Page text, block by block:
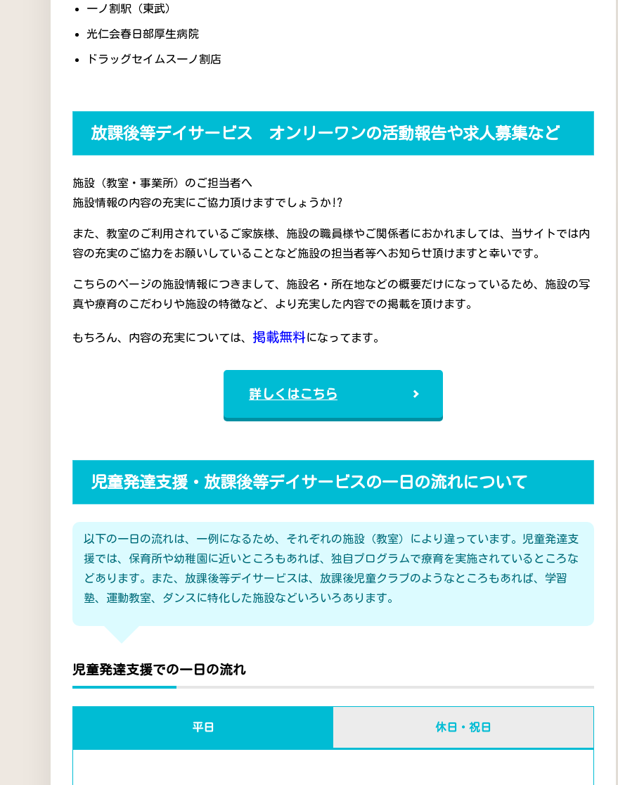
一ノ割駅（東武）
光仁会春日部厚生病院
ドラッグセイムス一ノ割店
放課後等デイサービス オンリーワンの活動報告や求人募集など
施設（教室・事業所）のご担当者へ
施設情報の内容の充実にご協力頂けますでしょうか!?
また、教室のご利用されているご家族様、施設の職員様やご関係者におかれましては、当サイトでは内
容の充実のご協力をお願いしていることなど施設の担当者等へお知らせ頂けますと幸いです。
こちらのページの施設情報につきまして、施設名・所在地などの概要だけになっているため、施設の写
真や療育のこだわりや施設の特徴など、より充実した内容での掲載を頂けます。
もちろん、内容の充実については、 掲載無料になってます。
詳しくはこちら
児童発達支援・放課後等デイサービスの一日の流れについて
以下の一日の流れは、一例になるため、それぞれの施設（教室）により違っています。児童発達支
援では、保育所や幼稚園に近いところもあれば、独自プログラムで療育を実施されているところな
どあります。また、放課後等デイサービスは、放課後児童クラブのようなところもあれば、学習
塾、運動教室、ダンスに特化した施設などいろいろあります。
児童発達支援での一日の流れ
平日 休日・祝日